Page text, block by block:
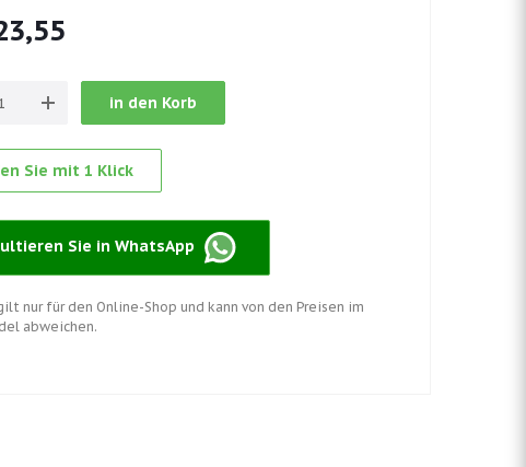
in den Korb
Sie mit 1 Klick
Sie in WhatsApp
nur für den Online-Shop und kann von den Preisen im
abweichen.